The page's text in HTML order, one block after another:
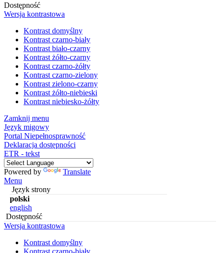
Dostępność
Wersja kontrastowa
Kontrast domyślny
Kontrast czarno-biały
Kontrast biało-czarny
Kontrast żółto-czarny
Kontrast czarno-żółty
Kontrast czarno-zielony
Kontrast zielono-czarny
Kontrast żółto-niebieski
Kontrast niebiesko-żółty
Zamknij menu
Język migowy
Portal Niepełnosprawność
Deklaracja dostępności
ETR - tekst
Powered by
Translate
Menu
Język strony
polski
english
Dostępność
Wersja kontrastowa
Kontrast domyślny
Kontrast czarno-biały